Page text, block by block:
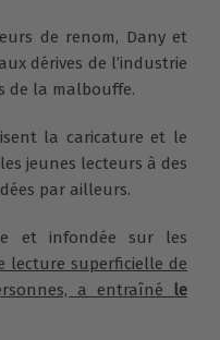
de renom, Dany et
dérives de l’industrie
de la malbouffe.
la caricature et le
jeunes lecteurs à des
par ailleurs.
et infondée sur les
lecture superficielle de
a entraîné le